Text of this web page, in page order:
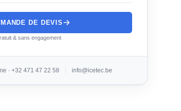
DE DEVIS
& sans engagement
· +32 471 47 22 58 info@icetec.be